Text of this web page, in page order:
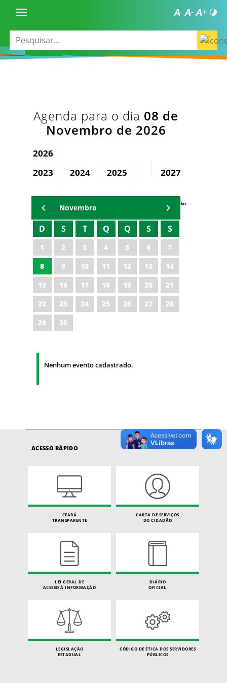
Agenda para o dia 08 de
Novembro de 2026
2026
2023
2024 2025 2027
Agenda Secretárias
Novembro
D S T Q Q S S
1 2 3 4 5 6
7
8
9 10 11 12 13
14
15
16 17 18 19 20
21
22
23 24 25 26 27
28
29
30
Nenhum evento cadastrado.
ACESSO RÁPIDO
CEARÁ
TRANSPARENTE
CARTA DE SERVIÇOS
DO CIDADÃO
LEI GERAL DE
ACESSO À INFORMAÇÃO
DIÁRIO
OFICIAL
LEGISLAÇÃO
ESTADUAL
CÓDIGO DE ÉTICA DOS SERVIDORES
PÚBLICOS